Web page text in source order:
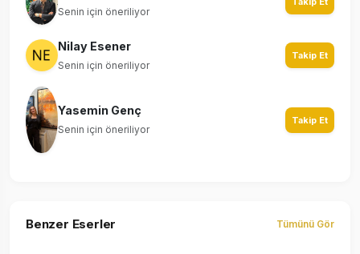
Senin için öneriliyor
Nilay Esener
Senin için öneriliyor
Takip Et
Yasemin Genç
Senin için öneriliyor
Takip Et
Benzer Eserler Tümünü Gör